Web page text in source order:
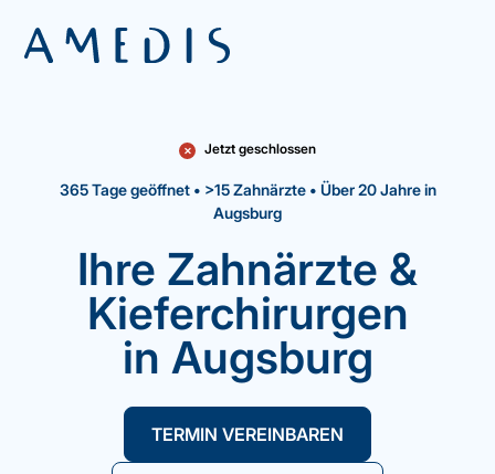
✕ Jetzt geschlossen
365 Tage geöffnet • >15 Zahnärzte • Über 20 Jahre in
Augsburg
Ihre Zahnärzte &
Kieferchirurgen
in Augsburg
TERMIN VEREINBAREN